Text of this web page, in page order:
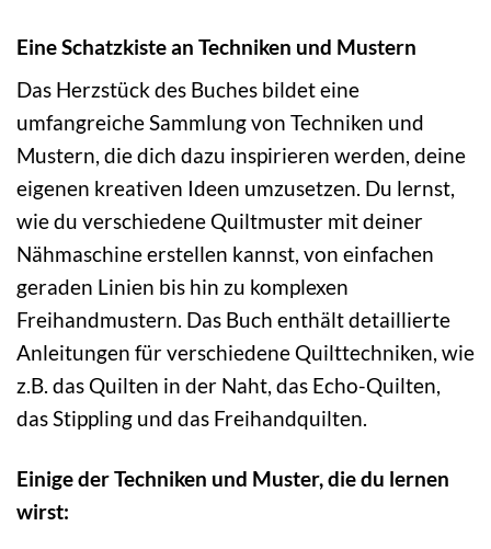
Eine Schatzkiste an Techniken und Mustern
Das Herzstück des Buches bildet eine
umfangreiche Sammlung von Techniken und
Mustern, die dich dazu inspirieren werden, deine
eigenen kreativen Ideen umzusetzen. Du lernst,
wie du verschiedene Quiltmuster mit deiner
Nähmaschine erstellen kannst, von einfachen
geraden Linien bis hin zu komplexen
Freihandmustern. Das Buch enthält detaillierte
Anleitungen für verschiedene Quilttechniken, wie
z.B. das Quilten in der Naht, das Echo-Quilten,
das Stippling und das Freihandquilten.
Einige der Techniken und Muster, die du lernen
wirst: